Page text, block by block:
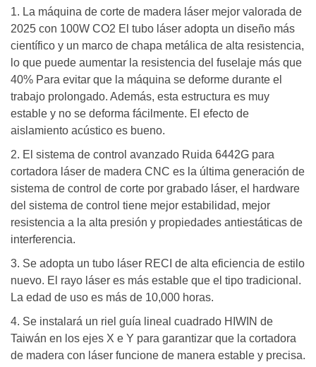
1. La máquina de corte de madera láser mejor valorada de
2025 con 100W CO2 El tubo láser adopta un diseño más
científico y un marco de chapa metálica de alta resistencia,
lo que puede aumentar la resistencia del fuselaje más que
40% Para evitar que la máquina se deforme durante el
trabajo prolongado. Además, esta estructura es muy
estable y no se deforma fácilmente. El efecto de
aislamiento acústico es bueno.
2. El sistema de control avanzado Ruida 6442G para
cortadora láser de madera CNC es la última generación de
sistema de control de corte por grabado láser, el hardware
del sistema de control tiene mejor estabilidad, mejor
resistencia a la alta presión y propiedades antiestáticas de
interferencia.
3. Se adopta un tubo láser RECI de alta eficiencia de estilo
nuevo. El rayo láser es más estable que el tipo tradicional.
La edad de uso es más de 10,000 horas.
4. Se instalará un riel guía lineal cuadrado HIWIN de
Taiwán en los ejes X e Y para garantizar que la cortadora
de madera con láser funcione de manera estable y precisa.